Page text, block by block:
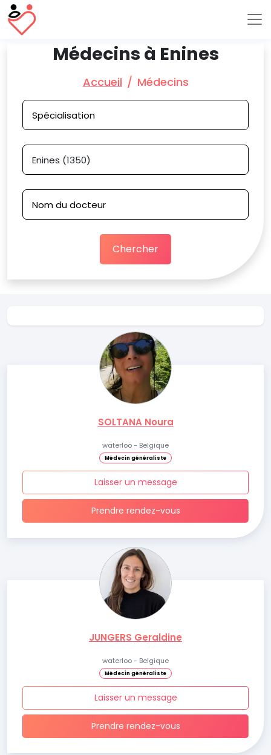
Médecins à Enines
Accueil Médecins
Chercher
SOLTANA Noura
waterloo - Belgique
Médecin généraliste
Laisser un message
Prendre rendez-vous
JUNGERS Geraldine
waterloo - Belgique
Médecin généraliste
Laisser un message
Prendre rendez-vous